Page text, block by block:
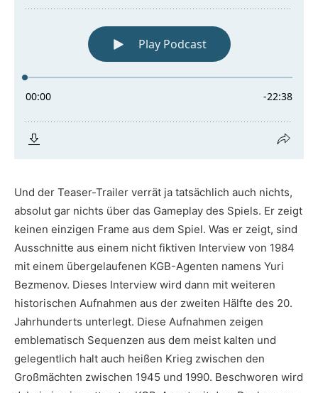
Und der Teaser-Trailer verrät ja tatsächlich auch nichts,
absolut gar nichts über das Gameplay des Spiels. Er zeigt
keinen einzigen Frame aus dem Spiel. Was er zeigt, sind
Ausschnitte aus einem nicht fiktiven Interview von 1984
mit einem übergelaufenen KGB-Agenten namens Yuri
Bezmenov. Dieses Interview wird dann mit weiteren
historischen Aufnahmen aus der zweiten Hälfte des 20.
Jahrhunderts unterlegt. Diese Aufnahmen zeigen
emblematisch Sequenzen aus dem meist kalten und
gelegentlich halt auch heißen Krieg zwischen den
Großmächten zwischen 1945 und 1990. Beschworen wird